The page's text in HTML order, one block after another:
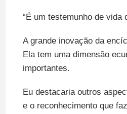
“É um testemunho de vida
A grande inovação da
Ela tem uma dimensão
importantes.
Eu destacaria outros
e o reconhecimento que